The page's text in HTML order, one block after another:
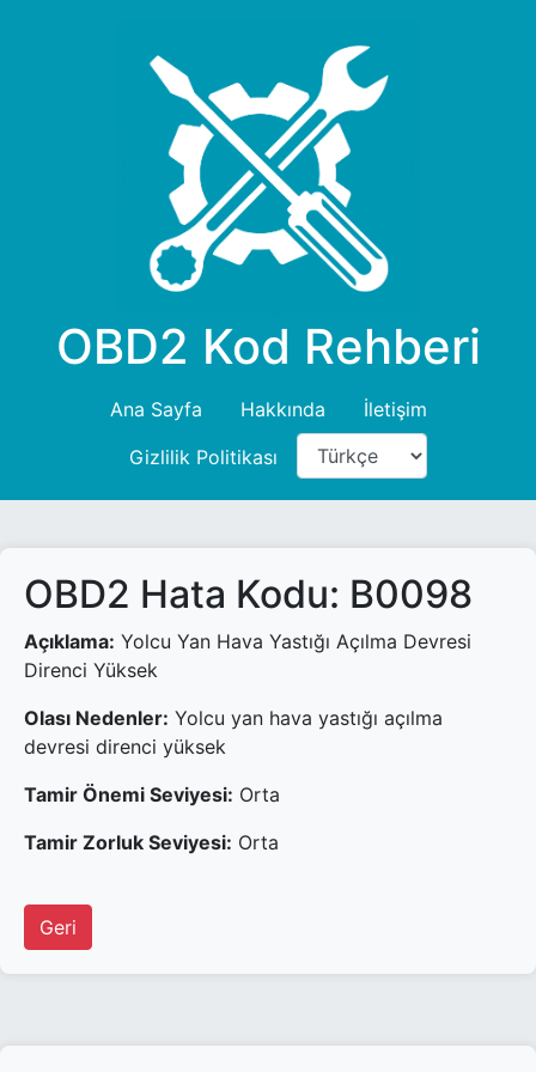
OBD2 Kod Rehberi
Ana Sayfa Hakkında
İletişim
Gizlilik Politikası
OBD2 Hata Kodu: B0098
Açıklama: Yolcu Yan Hava Yastığı Açılma Devresi
Direnci Yüksek
Olası Nedenler: Yolcu yan hava yastığı açılma
devresi direnci yüksek
Tamir Önemi Seviyesi: Orta
Tamir Zorluk Seviyesi: Orta
Geri